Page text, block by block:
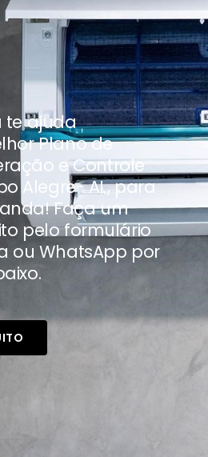
te ajuda
Plano de
e Controle
Alegre- AL, para
Faça um
pelo formulário
ou WhatsApp por